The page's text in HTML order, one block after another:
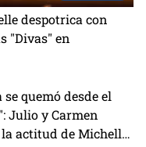
despotrica con
"Divas" en
se quemó desde el
Julio y Carmen
actitud de Michelle